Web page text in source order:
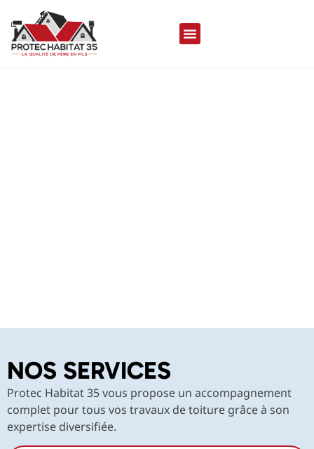
NOS SERVICES
Protec Habitat 35 vous propose un accompagnement
complet pour tous vos travaux de toiture grâce à son
expertise diversifiée.